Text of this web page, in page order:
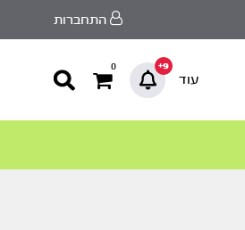
התחברות
עוד
9+
0